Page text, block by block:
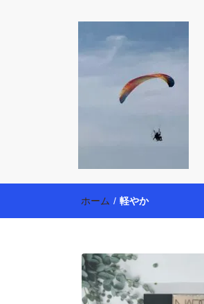
育・美容健康アイテム探索
ホーム / 軽やか